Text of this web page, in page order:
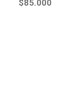
$85.000